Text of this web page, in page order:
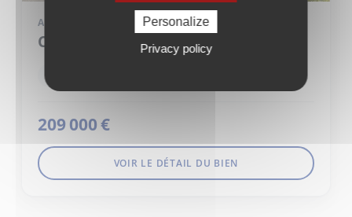
APPARTEMENT
CASTELNAU LE LEZ (34170)
209 000 €
VOIR LE DÉTAIL DU BIEN
Personalize
Privacy policy